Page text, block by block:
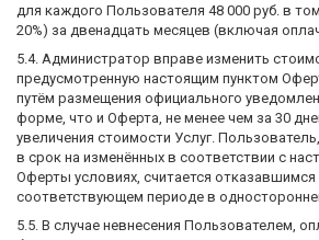
для каждого Пользователя 48 000 руб. в
20%) за двенадцать месяцев (включая
5.4. Администратор вправе изменить
предусмотренную настоящим пунктом
путём размещения официального
форме, что и Оферта, не менее чем за 30
увеличения стоимости Услуг.
в срок на изменённых в соответствии с
Оферты условиях, считается отказавшимся
соответствующем периоде в
5.5. В случае невнесения Пользователем,